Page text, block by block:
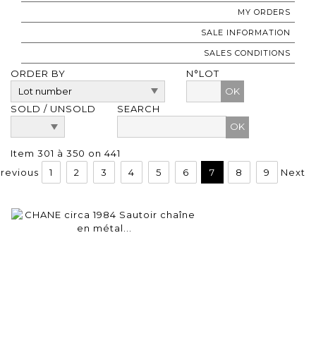
MY ORDERS
SALE INFORMATION
SALES CONDITIONS
ORDER BY
N°LOT
OK
SOLD / UNSOLD
SEARCH
Item 301 à 350 on 441
1 2 3 4 5 6 7 8 9 Next